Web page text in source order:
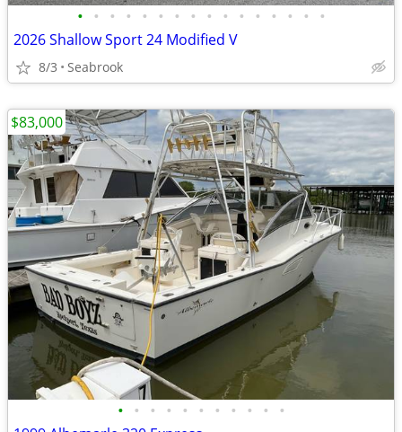
• • • • • • • • • • • • • • • •
2026 Shallow Sport 24 Modified V
8/3 Seabrook
• • • • • • • • • • •
$83,000